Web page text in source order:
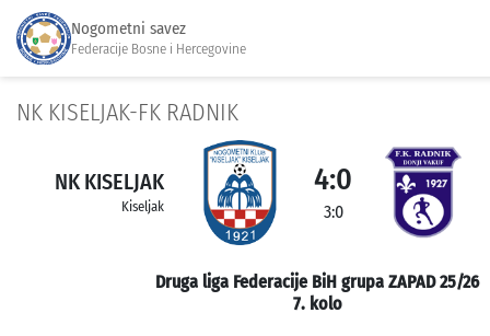
Nogometni savez
Federacije Bosne i Hercegovine
NK KISELJAK-FK RADNIK
NK KISELJAK
Kiseljak
4:0
3:0
Druga liga Federacije BiH grupa ZAPAD 25/26
7. kolo